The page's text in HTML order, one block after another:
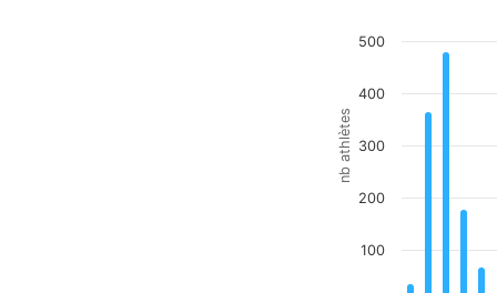
View as data table,
The chart has 1 X axis
nb athlètes
100
200
300
400
500